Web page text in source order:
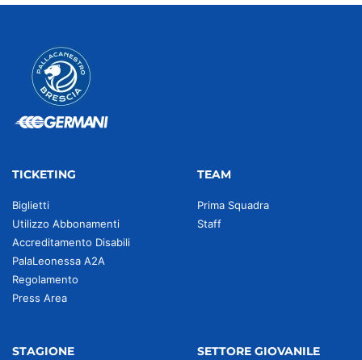
TICKETING
Biglietti
Utilizzo Abbonamenti
Accreditamento Disabili
PalaLeonessa A2A
Regolamento
Press Area
TEAM
Prima Squadra
Staff
STAGIONE SETTORE GIOVANILE